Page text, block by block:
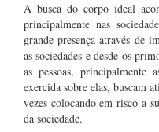
A busca do corpo ideal
principalmente nas
grande presença através de
as sociedades e desde os
as pessoas, principalmente
exercida sobre elas, buscam
vezes colocando em risco a
da sociedade.